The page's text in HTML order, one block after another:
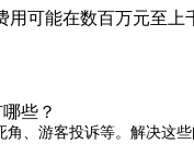
用可能在数百万元至上
些？
、游客投诉等。解决这些